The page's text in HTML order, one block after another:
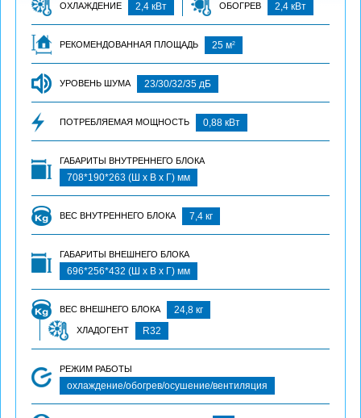
ОХЛАЖДЕНИЕ 2,4 кВт ОБОГРЕВ 2,4 кВт
РЕКОМЕНДОВАННАЯ ПЛОЩАДЬ 25 м2
УРОВЕНЬ ШУМА 23/30/32/35 дБ
ПОТРЕБЛЯЕМАЯ МОЩНОСТЬ 0,88 кВт
ГАБАРИТЫ ВНУТРЕННЕГО БЛОКА
708*190*263 (Ш х В х Г) мм
ВЕС ВНУТРЕННЕГО БЛОКА 7,4 кг
ГАБАРИТЫ ВНЕШНЕГО БЛОКА
696*256*432 (Ш х В х Г) мм
ВЕС ВНЕШНЕГО БЛОКА 24,8 кг
ХЛАДОГЕНТ R32
РЕЖИМ РАБОТЫ
охлаждение/обогрев/осушение/вентиляция